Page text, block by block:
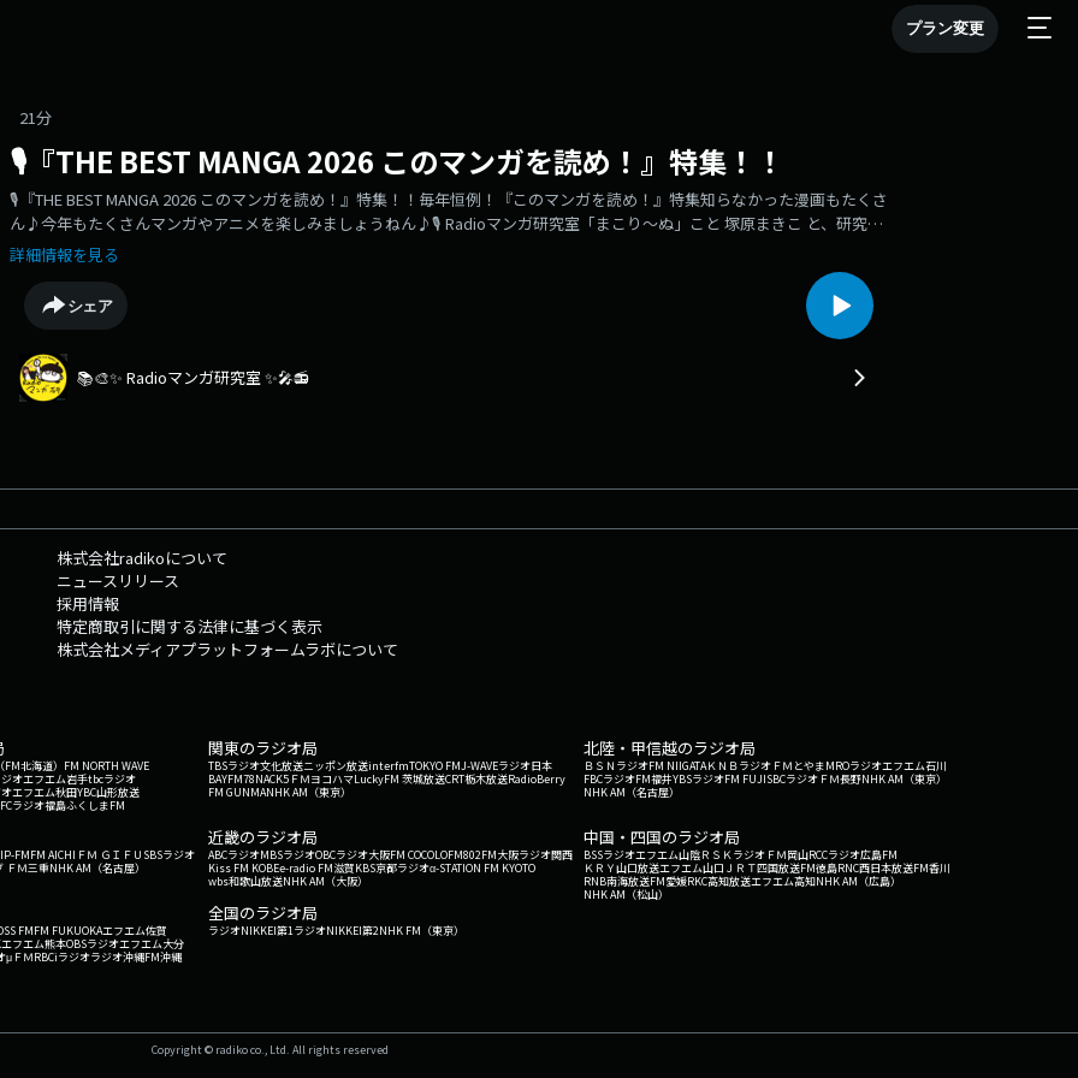
プラン変更
21分
🎙『THE BEST MANGA 2026 このマンガを読め！』特集！！
🎙『THE BEST MANGA 2026 このマンガを読め！』特集！！毎年恒例！『このマンガを読め！』特集知らなかった漫画もたくさ
ん♪今年もたくさんマンガやアニメを楽しみましょうねん♪🎙 Radioマンガ研究室「まこり～ぬ」こと 塚原まきこ と、研究室
主任でイラストレーターの むらいけんたろう がマンガ・アニメを深掘りするラジオ番組！📻 放送情報▶ 地上波ラジオ熊本
RKKラジオ FM91.4 / AM1197毎週土曜日 よる9時30分～沖縄 RBCiラジオ FM92.1 / AM738毎週金曜日 深夜24時～▶ 配信radiko /
Apple Podcast / Spotify / YouTube / Voicy ほか毎週土曜日 よる10時ごろ配信！アーカイブも全話公開中✨🎨 特集情報★次回
のマンガ研究室は放送は「ウマ？馬!!ウママンガ」特集です！！📩 リスナーさんからのメッセージ募集中！次回の放送は 月曜
日の夜に収録 します。月曜夕方6時まで に、ぜひメッセージをお寄せください！●メール: manga@rkk.jp●X（旧Twitter）: #
マンガ研究室●まこり～ぬ Instagram: @makikocafe●むらい主任 Instagram: @kenken_sketch📌 公式リンク集各種ポッド
キャストプラットフォームはこちら 👇https://linktr.ee/mangakenkyuusitu👇 YouTubeはこちら！マンガ研究室公式チャンネル
「ザ・バックラッシャー」岡田索雲（双葉社）6位：「絵師ムネチカ」さそうあきら（双葉社）7位：「あたらしいともだち」
位：「バルバロ！」岩浪れんじ（双葉社）11位：「半分姉弟」藤見よいこ（リイド社）12位：「三角兄弟」トキワセイイチ
（ヒーローズ）12位：「緑の予感たち」千葉ミドリ（リイド社）14位：「男の皮の物語」ユベール / ザンジム / 井田海帆（サ
ウザンブックス）15位：「趣都」山口晃（講談社）16位：「1秒24コマのぼくの人生」りんたろう（河出書房新社）17位：
「ROCA コンプリート」いしいひさいち（徳間書店）18位：「ヘンカイパン」エルド吉水（リイド社）19位：「はにま通信」
大山海（リイド社）20位：「ナイトメアバスターズ」赤瀬由里子（リイド社）20位：「人間一生図巻」いがらしみきお（双葉
社）■第4回『THE BEST MANGA 2026 このマンガを読め！』☆マンガ研究室大賞マンガ賞・・・・「あたらしいともだちかわ
リ、出内テツオ☆マンガ研究室大賞アニメ賞・・・・「きみの色」監督：山田尚子／脚本：吉田玲子☆主任
賞・・・・・・・・・・・・・・「室外機室」ちょめ☆まこり～ぬ賞・・・・・・・・・・・「ありす、宇宙までも」売野機
子■第2回『マンガ研究室アワード2023』☆マンガ研究室大賞マンガ賞・・・・「東京ヒゴロ」松本大洋☆マンガ研究室大賞
アニメ賞・・・・「北極百貨店のコンシェルジュさん」監督：板津匡覧監督／原作：西村ツチカ☆リスナー部門マンガ
賞・・・・「これ描いて死ね」とよ田みのる☆リスナー部門アニメ賞・・・・「推しの子」赤坂アカ×横槍メンゴ☆主任賞
（マンガ）・・・・・・・・・「東京ヒゴロ」松本大洋☆まこり～ぬ賞（マンガ）・・・・・・「砂の都」町田洋■第1回
『マンガ研究室アワード2022』☆マンガ研究室大賞マンガ賞・・・・「ROCA 吉川ロカ ストーリーライブ」いしいひさいち
☆マンガ研究室大賞アニメ賞・・・・「犬王」湯浅政明☆リスナー部門マンガ賞・・・・「その着せ替え人形は恋をする」福
田晋一☆リスナー部門アニメ賞・・・・「SPY×FAMILY」遠藤達哉☆主任賞（マンガ）・・・・・・・・・「大友克洋全集」
☆まこり～ぬ賞（マンガ）・・・・・・「緑の歌 - 収集群風」高 妍#怪獣を解剖する#サイトウマド#フリースタイル#このマ
詳細情報を見る
シェア
📚🎨✨ Radioマンガ研究室 ✨🎤📻
株式会社radikoについて
ニュースリリース
採用情報
特定商取引に関する法律に基づく表示
株式会社メディアプラットフォームラボについて
北海道） FM NORTH WAVE
オエフエム岩手tbcラジオ
エフエム秋田YBC山形放送
ラジオ福島ふくしまFM
関東のラジオ局
TBSラジオ文化放送ニッポン放送interfmTOKYO FMJ-WAVEラジオ日本
BAYFM78NACK5 ＦＭヨコハマLuckyFM 茨城放送CRT栃木放送RadioBerry
FM GUNMANHK AM（東京）
北陸・甲信越のラジオ局
ＢＳＮラジオFM NIIGATAＫＮＢラジオ ＦＭとやまMROラジオエフエム石川
FBCラジオFM福井YBSラジオFM FUJISBCラジオ ＦＭ長野NHK AM（東京）
NHK AM（名古屋）
FMFM AICHI ＦＭ ＧＩＦＵ SBSラジオ
ＦＭ三重NHK AM（名古屋）
近畿のラジオ局
ABCラジオMBSラジオOBCラジオ大阪FM COCOLOFM802FM大阪ラジオ関西
Kiss FM KOBEe-radio FM滋賀KBS京都ラジオα-STATION FM KYOTO
wbs和歌山放送NHK AM（大阪）
中国・四国のラジオ局
BSSラジオエフエム山陰ＲＳＫラジオ ＦＭ岡山RCCラジオ広島FM
ＫＲＹ山口放送エフエム山口 ＪＲＴ四国放送FM徳島RNC西日本放送FM香川
RNB南海放送FM愛媛RKC高知放送エフエム高知NHK AM（広島）
NHK AM（松山）
FMFM FUKUOKAエフエム佐賀
フエム熊本OBSラジオエフエム大分
μＦＭRBCiラジオラジオ沖縄FM沖縄
全国のラジオ局
ラジオNIKKEI第1ラジオNIKKEI第2NHK FM（東京）
Copyright © radiko co., Ltd. All rights reserved